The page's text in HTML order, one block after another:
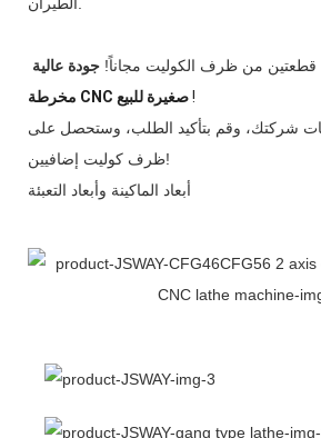
من ظرف الكوليت مجاناً! جودة عالية
!
شركتك، وقم بتأكيد الطلب، وستحصل على
ظرف كوليت إضافيين!
أبعاد الماكينة وأبعاد التعبئة